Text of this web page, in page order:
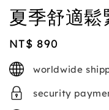
夏季舒適
Regular
price
NT$ 890
worldwide
security